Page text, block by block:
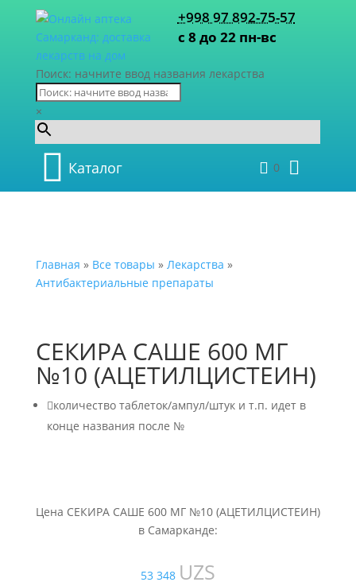
+998 97 892-75-57
с 8 до 22 пн-вс
Поиск: начните ввод названия лекарства
×
Каталог 0
Главная » Все товары » Лекарства »
Антибактериальные препараты
СЕКИРА САШЕ 600 МГ
№10 (АЦЕТИЛЦИСТЕИН)
количество таблеток/ампул/штук и т.п. идет в
конце названия после №
Цена СЕКИРА САШЕ 600 МГ №10 (АЦЕТИЛЦИСТЕИН)
в Самарканде:
53 348 UZS